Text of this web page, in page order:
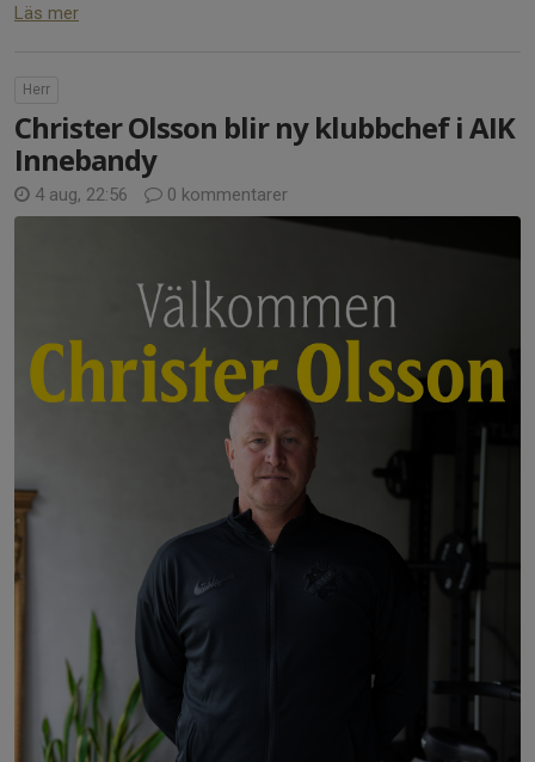
Läs mer
Herr
Christer Olsson blir ny klubbchef i AIK
Innebandy
4 aug, 22:56 0 kommentarer